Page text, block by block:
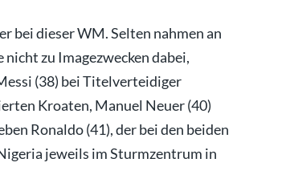
bei dieser WM. Selten nahmen an
zu Imagezwecken dabei,
(38) bei Titelverteidiger
Kroaten, Manuel Neuer (40)
Ronaldo (41), der bei den beiden
jeweils im Sturmzentrum in